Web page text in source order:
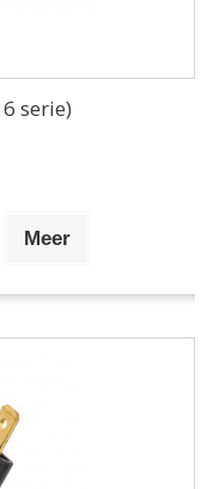
serie)
Meer